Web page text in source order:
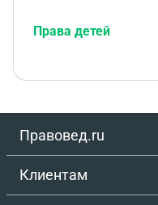
Права детей
Правовед.ru
Клиентам